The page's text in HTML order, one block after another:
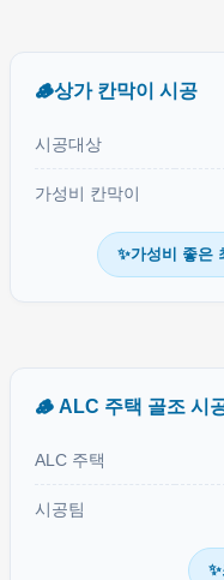
🪵상가 칸막이 시공
시공대상
가성비 칸막이
✨가성비 좋은
🪵 ALC 주택 골조 시
ALC 주택
시공팀